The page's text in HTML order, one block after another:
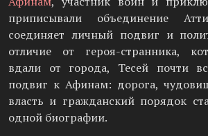
приписывали объединение
соединяет личный подвиг и
отличие от героя-странника,
вдали от города, Тесей почти
подвиг к Афинам: дорога,
власть и гражданский порядок
одной биографии.